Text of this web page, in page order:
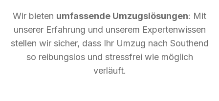
Wir bieten umfassende Umzugslösungen: Mit
unserer Erfahrung und unserem Expertenwissen
stellen wir sicher, dass Ihr Umzug nach Southend
so reibungslos und stressfrei wie möglich
verläuft.